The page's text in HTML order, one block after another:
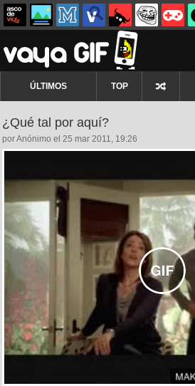
ÚLTIMOS TOP
¿Qué tal por aquí?
por Anónimo el 25 mar 2011, 19:26